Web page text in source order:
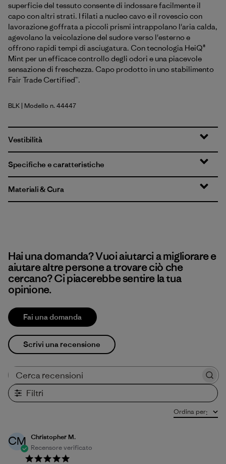
superficie del tessuto consente di indossare facilmente il
capo con altri strati. I filati a nucleo cavo e il rovescio con
lavorazione goffrata a piccoli prismi intrappolano l'aria calda,
agevolano la veicolazione del sudore verso l'esterno e
offrono rapidi tempi di asciugatura. Con tecnologia HeiQ®
Mint per un efficace controllo degli odori e una piacevole
sensazione di freschezza. Capo prodotto in uno stabilimento
Fair Trade Certified™.
Black
BLK | Modello n. 44447
Vestibilità
Specifiche e caratteristiche
Materiali & Cura
Hai una domanda? Vuoi aiutarci a migliorare e
aiutare altre persone a trovare ciò che
cercano? Ci piacerebbe sentire la tua
opinione.
Fai una domanda
Scrivi una recensione
Filtri
Ordina per:
CM Christopher M.
Recensore verificato